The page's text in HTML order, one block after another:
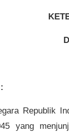
Republik
yang